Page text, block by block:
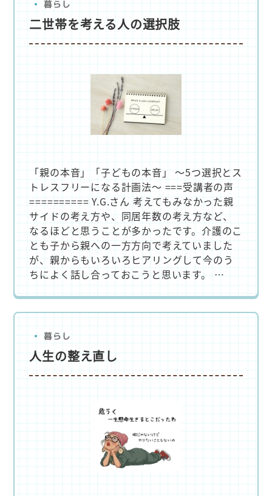
暮らし
二世帯を考える人の選択肢
「親の本音」「子どもの本音」 ～5つ選択とス
トレスフリーになる計画法～ ===受講者の声
========== Y.G.さん 考えてもみなかった親
サイドの考え方や、同居年数の考え方など、
なるほどと思うことが多かったです。介護のこ
とも子から親への一方方向で考えていました
が、親からもいろいろヒアリングして今のう
ちによく話し合っておこうと思います。 …
暮らし
人生の整え直し